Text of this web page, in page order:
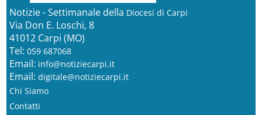
Notizie - Settimanale della Diocesi di Carpi
Via Don E. Loschi, 8
41012 Carpi (MO)
Tel: 059 687068
Email: info@notiziecarpi.it
Email: digitale@notiziecarpi.it
Chi Siamo
Contatti